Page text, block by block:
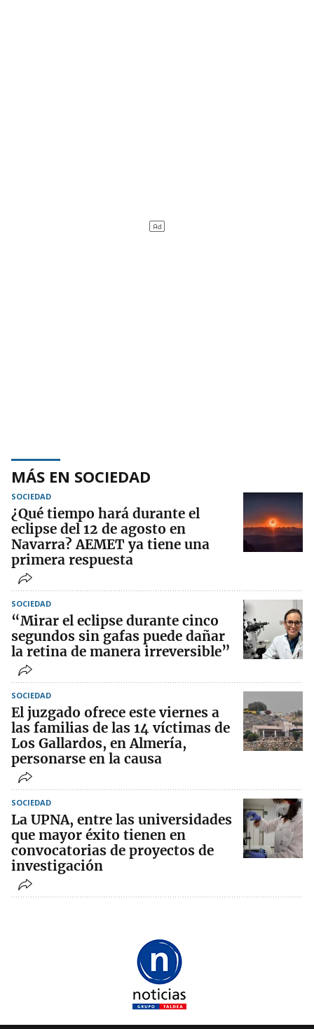
MÁS EN SOCIEDAD
SOCIEDAD
¿Qué tiempo hará durante el
eclipse del 12 de agosto en
Navarra? AEMET ya tiene una
primera respuesta
SOCIEDAD
“Mirar el eclipse durante cinco
segundos sin gafas puede dañar
la retina de manera irreversible”
SOCIEDAD
El juzgado ofrece este viernes a
las familias de las 14 víctimas de
Los Gallardos, en Almería,
personarse en la causa
SOCIEDAD
La UPNA, entre las universidades
que mayor éxito tienen en
convocatorias de proyectos de
investigación